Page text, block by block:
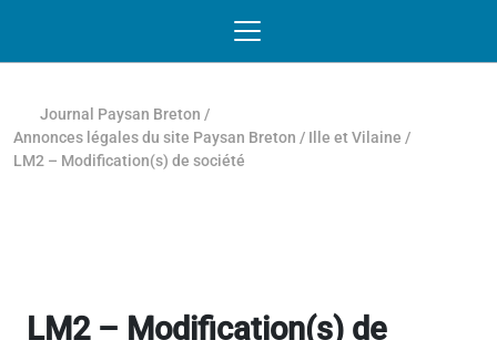
Journal Paysan Breton /
Annonces légales du site Paysan Breton / Ille et Vilaine /
LM2 – Modification(s) de société
LM2 – Modification(s) de